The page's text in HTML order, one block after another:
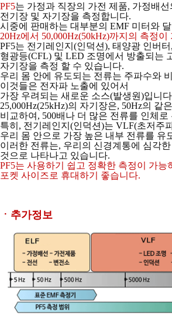
PF5는 가정과 직장의 가전 제품, 가정배선
전기장 및 자기장을 측정합니다.
시중에 판매하는 대부분의 EMF 미터와 달
20Hz에서 50,000Hz(50kHz)까지의 측정이
PF5는 전기레인지(인덕션), 태양광 인버
형광등(CFL) 및 LED 조명에서 방출되는
자기장을 측정 할 수 있습니다.
우리 몸 안에 유도되는 전류는 주파수와
이것들은 전자파 노출에 있어서
가장 우려되는 새로운 소스(발생원)입니
25,000Hz(25kHz)의 자기장은, 50Hz의 같
비교하여, 500배나 더 많은 전류를 인체로
특히, 전기레인지(인덕션)는 VLF(초저주
우리 몸 안으로 가장 높은 내부 전류를 유
이러한 전류는, 우리의 신경계통에 심각
것으로 나타나고 있습니다.
PF5는 사용하기 쉽고 정확한 측정이 가능
포켓 사이즈로 휴대하기 좋습니다.
ㆍ추가정보